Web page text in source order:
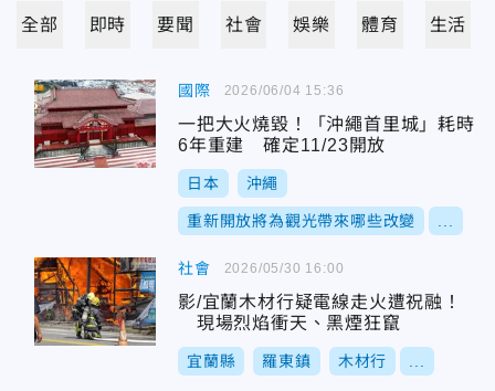
全部 即時 要聞 社會 娛樂 體育 生活
國際
一把大火燒毀！「沖繩首里城」耗時
6年重建 確定11/23開放
日本 沖繩
重新開放將為觀光帶來哪些改變
2026/06/04 15:36
社會
影/宜蘭木材行疑電線走火遭祝融！
現場烈焰衝天、黑煙狂竄
宜蘭縣 羅東鎮 木材行
2026/05/30 16:00